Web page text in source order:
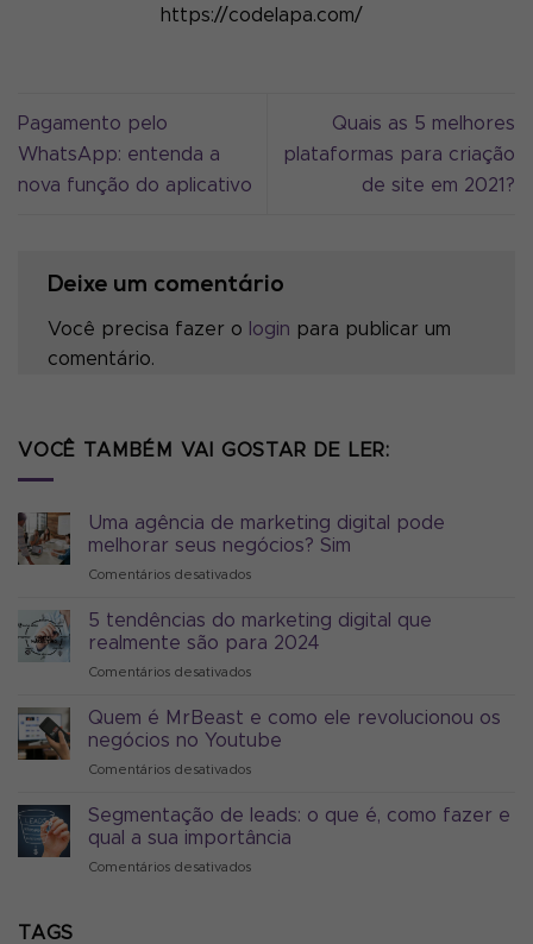
https://codelapa.com/
Pagamento pelo
WhatsApp: entenda a
nova função do aplicativo
Quais as 5 melhores
plataformas para criação
de site em 2021?
Deixe um comentário
Você precisa fazer o login para publicar um
comentário.
VOCÊ TAMBÉM VAI GOSTAR DE LER:
Uma agência de marketing digital pode
melhorar seus negócios? Sim
Comentários desativados
agência
melhorar
seus
5 tendências do marketing digital que
realmente são para 2024
Comentários desativados
tendências
do
realmente
são
Quem é MrBeast e como ele revolucionou os
negócios no Youtube
Comentários desativados
é
MrBeast
Segmentação de leads: o que é, como fazer e
qual a sua importância
Comentários desativados
TAGS